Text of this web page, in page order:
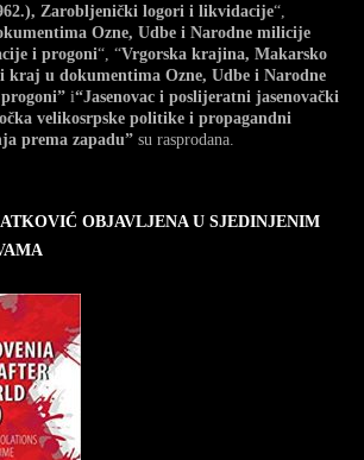
Zarobljenički logori i likvidacije“,
Ozne, Udbe i Narodne milicije
i progoni“, “Vrgorska krajina, Makarsko
kraj u dokumentima Ozne, Udbe i Narodne
i“Jasenovac i poslijeratni jasenovački
velikosrpske politike i propagandni
prema zapadu” su rasprodana.
OBJAVLJENA U SJEDINJENIM